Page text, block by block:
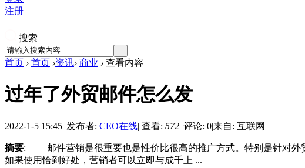
注册
搜索
首页 › 首页 ›资讯› 商业 › 查看内容
过年了外贸邮件怎么发
2022-1-5 15:45| 发布者: CEO在线| 查看: 572| 评论: 0|来自: 互联网
摘要: 邮件营销是很重要也是性价比很高的推广方式。特别是针对外
如果使用恰到好处，营销者可以立即与成千上 ...